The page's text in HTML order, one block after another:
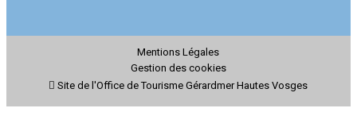
Mentions Légales
Gestion des cookies
Site de l'Office de Tourisme Gérardmer Hautes Vosges